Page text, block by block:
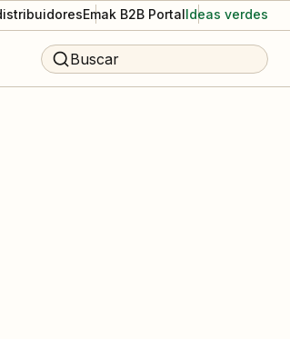
Emak B2B PortalIdeas verdes
Buscar